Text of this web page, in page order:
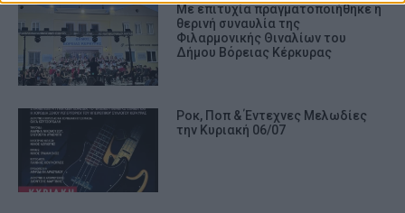
Με επιτυχία πραγματοποιήθηκε η
θερινή συναυλία της
Φιλαρμονικής Θιναλίων του
Δήμου Βόρειας Κέρκυρας
Ροκ, Ποπ & Έντεχνες Μελωδίες
την Κυριακή 06/07